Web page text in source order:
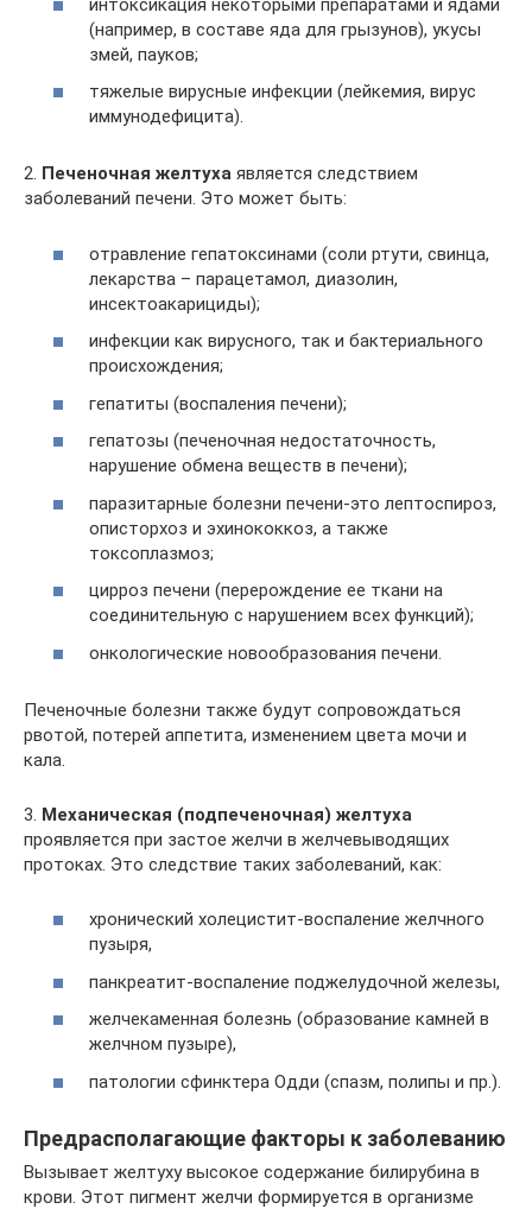
(например, в составе яда для грызунов), укусы
змей, пауков;
тяжелые вирусные инфекции (лейкемия, вирус
иммунодефицита).
2. Печеночная желтуха является следствием
заболеваний печени. Это может быть:
отравление гепатоксинами (соли ртути, свинца,
лекарства – парацетамол, диазолин,
инсектоакарициды);
инфекции как вирусного, так и бактериального
происхождения;
гепатиты (воспаления печени);
гепатозы (печеночная недостаточность,
нарушение обмена веществ в печени);
паразитарные болезни печени-это лептоспироз,
описторхоз и эхинококкоз, а также
токсоплазмоз;
цирроз печени (перерождение ее ткани на
соединительную с нарушением всех функций);
онкологические новообразования печени.
Печеночные болезни также будут сопровождаться
рвотой, потерей аппетита, изменением цвета мочи и
кала.
3. Механическая (подпеченочная) желтуха
проявляется при застое желчи в желчевыводящих
протоках. Это следствие таких заболеваний, как:
хронический холецистит-воспаление желчного
пузыря,
панкреатит-воспаление поджелудочной железы,
желчекаменная болезнь (образование камней в
желчном пузыре),
патологии сфинктера Одди (спазм, полипы и пр.).
Предрасполагающие факторы к заболеванию
Вызывает желтуху высокое содержание билирубина в
крови. Этот пигмент желчи формируется в организме